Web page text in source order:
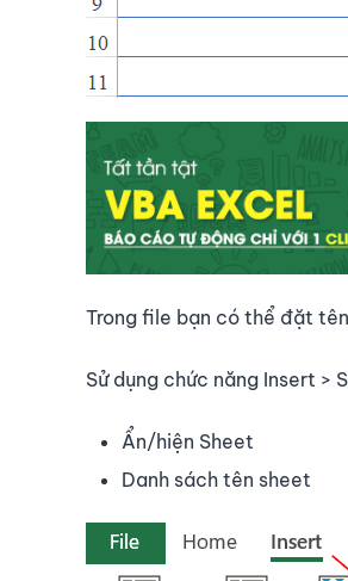
Trong file bạn có thể đặt
Sử dụng chức năng Insert >
Ẩn/hiện Sheet
Danh sách tên sheet